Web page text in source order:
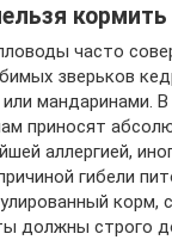
часто
зверьков
мандаринами. В
приносят
аллергией,
гибели
корм,
должны строго